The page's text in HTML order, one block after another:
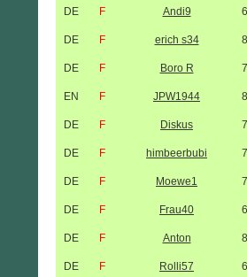
DE F Andi9
DE F erich s34
DE F Boro R
EN F JPW1944
DE F Diskus
DE F himbeerbubi
DE F Moewe1
DE F Frau40
DE F Anton
DE F Rolli57